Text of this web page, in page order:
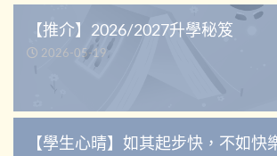
【推介】2026/2027升學秘笈
2026-05-19
【學生心晴】如其起步快，不如快